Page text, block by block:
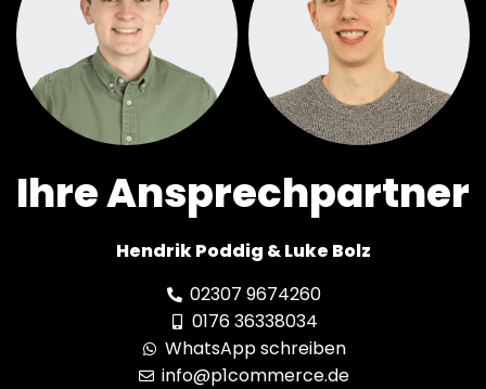
Ihre Ansprechpartner
Hendrik Poddig & Luke Bolz
02307 9674260
0176 36338034
WhatsApp schreiben
info@p1commerce.de